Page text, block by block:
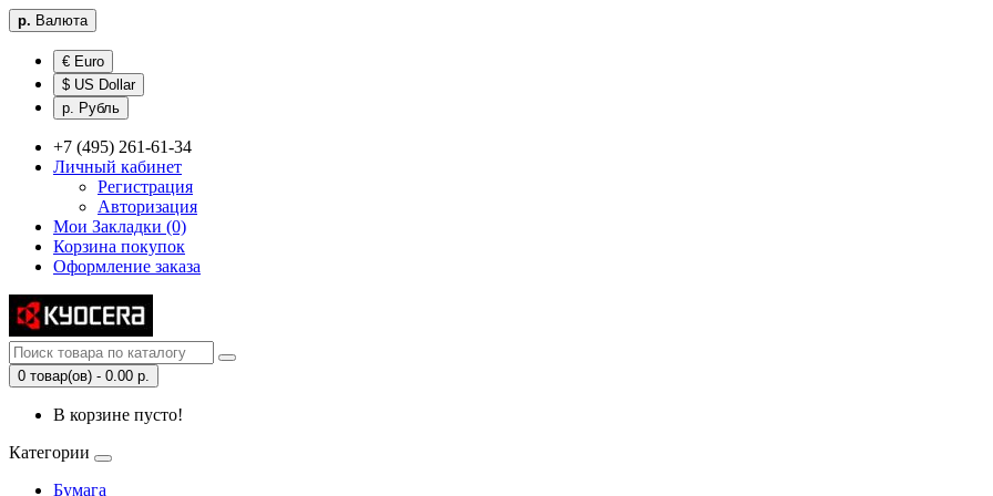
р. Валюта
€ Euro
$ US Dollar
р. Рубль
+7 (495) 261-61-34
Личный кабинет
Регистрация
Авторизация
Мои Закладки (0)
Корзина покупок
Оформление заказа
0 товар(ов) - 0.00 р.
В корзине пусто!
Категории
Бумага